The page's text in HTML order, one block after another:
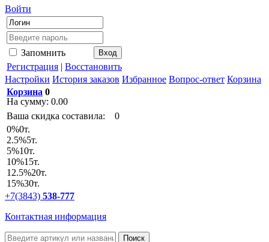
Войти
Запомнить
Регистрация | Восстановить
Настройки История заказов Избранное Вопрос-ответ Корзина
Корзина 0
На сумму: 0.00
Ваша скидка составила:
0
0%0т.
2.5%5т.
5%10т.
10%15т.
12.5%20т.
15%30т.
+7(3843) 538-777
Контактная информация